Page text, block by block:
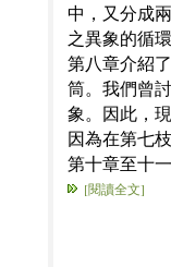
中，又分成
之異象的循
第八章介紹
筒。我們曾
象。因此，
因為在第七
第十章至十
[閱讀全文]